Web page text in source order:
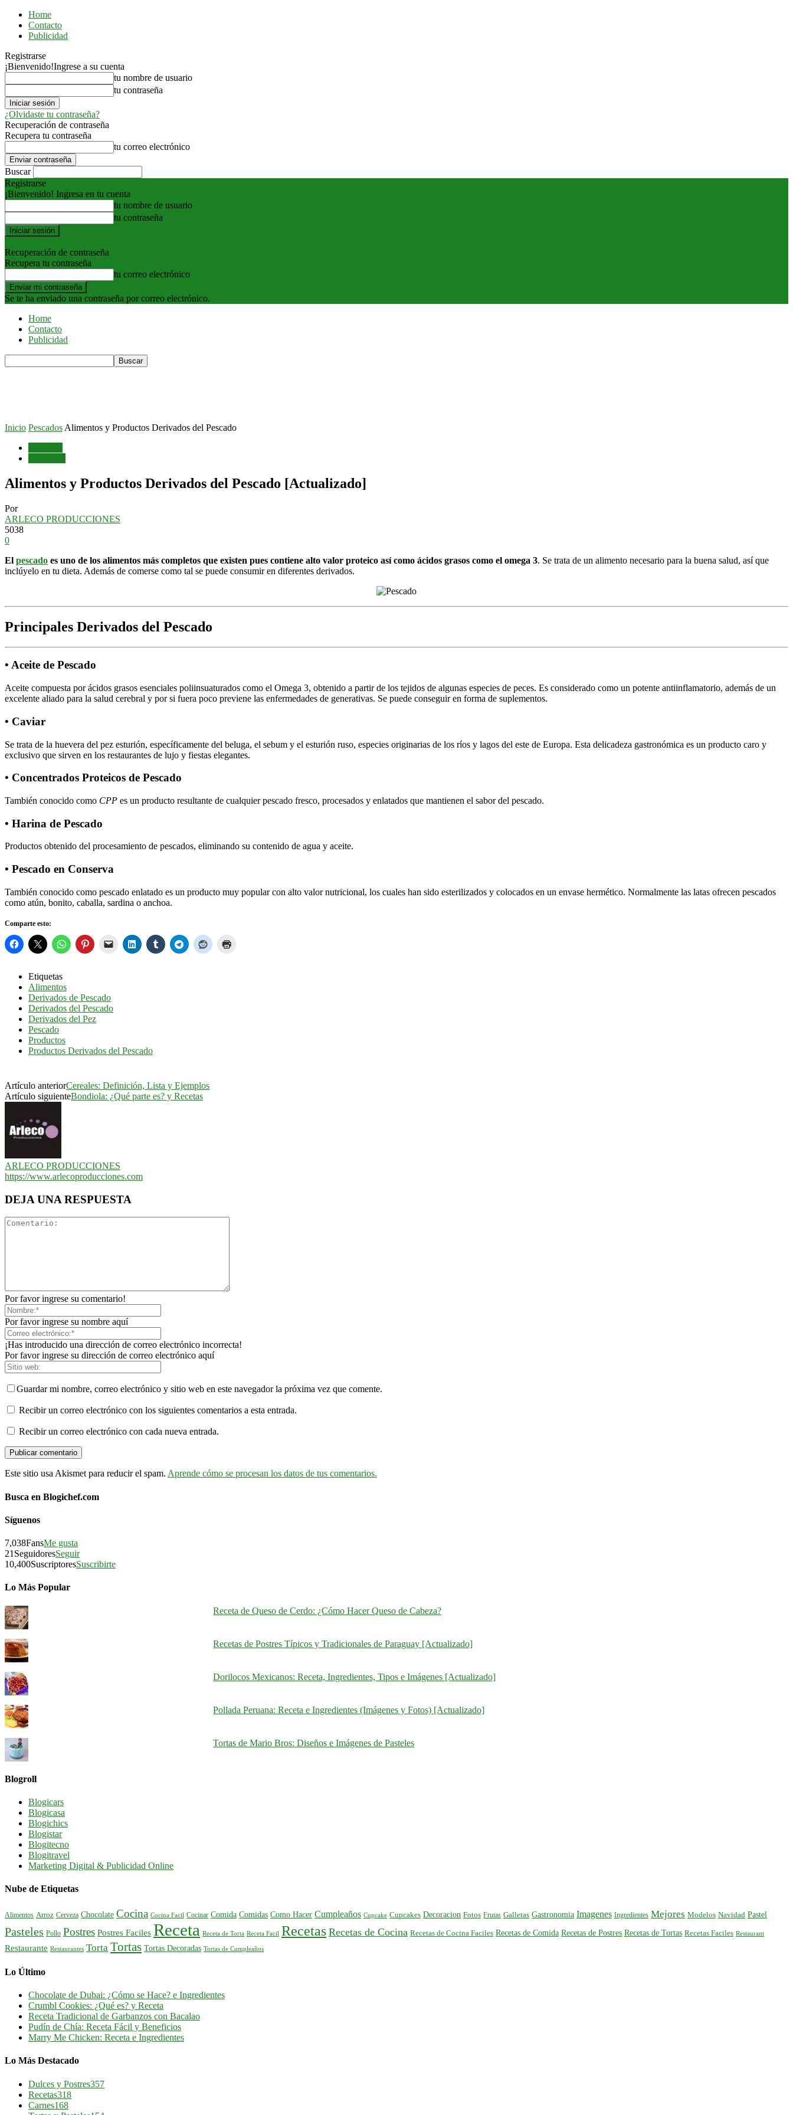
Home
Contacto
Publicidad
Registrarse
¡Bienvenido!Ingrese a su cuenta
tu nombre de usuario
tu contraseña
¿Olvidaste tu contraseña?
Recuperación de contraseña
Recupera tu contraseña
tu correo electrónico
Buscar
Registrarse
¡Bienvenido! Ingresa en tu cuenta
tu nombre de usuario
tu contraseña
Recuperación de contraseña
Recupera tu contraseña
tu correo electrónico
Se te ha enviado una contraseña por correo electrónico.
Home
Contacto
Publicidad
Inicio Pescados Alimentos y Productos Derivados del Pescado
Alimentos y Productos Derivados del Pescado [Actualizado]
Por
ARLECO PRODUCCIONES
5038
0
El pescado es uno de los alimentos más completos que existen pues contiene alto valor proteico así como ácidos grasos como el omega 3. Se trata de un alimento necesario para la buena salud, así que
inclúyelo en tu dieta. Además de comerse como tal se puede consumir en diferentes derivados.
Principales Derivados del Pescado
• Aceite de Pescado
Aceite compuesta por ácidos grasos esenciales poliinsuaturados como el Omega 3, obtenido a partir de los tejidos de algunas especies de peces. Es considerado como un potente antiinflamatorio, además de un
excelente aliado para la salud cerebral y por si fuera poco previene las enfermedades de generativas. Se puede conseguir en forma de suplementos.
• Caviar
Se trata de la huevera del pez esturión, específicamente del beluga, el sebum y el esturión ruso, especies originarias de los ríos y lagos del este de Europa. Esta delicadeza gastronómica es un producto caro y
exclusivo que sirven en los restaurantes de lujo y fiestas elegantes.
• Concentrados Proteicos de Pescado
También conocido como CPP es un producto resultante de cualquier pescado fresco, procesados y enlatados que mantienen el sabor del pescado.
• Harina de Pescado
Productos obtenido del procesamiento de pescados, eliminando su contenido de agua y aceite.
• Pescado en Conserva
También conocido como pescado enlatado es un producto muy popular con alto valor nutricional, los cuales han sido esterilizados y colocados en un envase hermético. Normalmente las latas ofrecen pescados
como atún, bonito, caballa, sardina o anchoa.
Comparte esto:
Etiquetas
Alimentos
Derivados de Pescado
Derivados del Pescado
Derivados del Pez
Pescado
Productos
Productos Derivados del Pescado
Artículo anteriorCereales: Definición, Lista y Ejemplos
Artículo siguienteBondiola: ¿Qué parte es? y Recetas
ARLECO PRODUCCIONES
https://www.arlecoproducciones.com
DEJA UNA RESPUESTA
Por favor ingrese su comentario!
Por favor ingrese su nombre aquí
¡Has introducido una dirección de correo electrónico incorrecta!
Por favor ingrese su dirección de correo electrónico aquí
Guardar mi nombre, correo electrónico y sitio web en este navegador la próxima vez que comente.
Recibir un correo electrónico con los siguientes comentarios a esta entrada.
Recibir un correo electrónico con cada nueva entrada.
Este sitio usa Akismet para reducir el spam. Aprende cómo se procesan los datos de tus comentarios.
Busca en Blogichef.com
Síguenos
7,038FansMe gusta
21 SeguidoresSeguir
10,400SuscriptoresSuscribirte
Lo Más Popular
Receta de Queso de Cerdo: ¿Cómo Hacer Queso de Cabeza?
Recetas de Postres Típicos y Tradicionales de Paraguay [Actualizado]
Dorilocos Mexicanos: Receta, Ingredientes, Tipos e Imágenes [Actualizado]
Pollada Peruana: Receta e Ingredientes (Imágenes y Fotos) [Actualizado]
Tortas de Mario Bros: Diseños e Imágenes de Pasteles
Blogroll
Blogicars
Blogicasa
Blogichics
Blogistar
Blogitecno
Blogitravel
Marketing Digital & Publicidad Online
Nube de Etiquetas
Alimentos Arroz Cerveza Chocolate Cocina Cocina Facil Cocinar Comida Comidas Como Hacer Cumpleaños Cupcake Cupcakes Decoracion Fotos Frutas Galletas Gastronomia Imagenes Ingredientes Mejores Modelos Navidad Pastel
Pasteles Pollo Postres Postres Faciles Receta Receta de Torta Receta Facil Recetas Recetas de Cocina Recetas de Cocina Faciles Recetas de Comida Recetas de Postres Recetas de Tortas Recetas Faciles Restaurant
Restaurante Restaurantes Torta Tortas Tortas Decoradas Tortas de Cumpleaños
Lo Último
Chocolate de Dubai: ¿Cómo se Hace? e Ingredientes
Crumbl Cookies: ¿Qué es? y Receta
Receta Tradicional de Garbanzos con Bacalao
Pudín de Chía: Receta Fácil y Beneficios
Marry Me Chicken: Receta e Ingredientes
Lo Más Destacado
Dulces y Postres357
Recetas318
Carnes168